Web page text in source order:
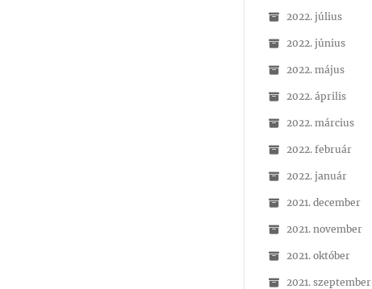
2022. július
2022. június
2022. május
2022. április
2022. március
2022. február
2022. január
2021. december
2021. november
2021. október
2021. szeptember